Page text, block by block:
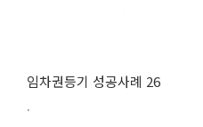
임차권등기 성공사례 26
.